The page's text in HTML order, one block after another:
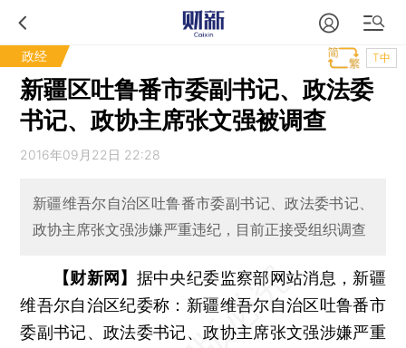
政经 T中
新疆区吐鲁番市委副书记、政法委
书记、政协主席张文强被调查
2016年09月22日 22:28
新疆维吾尔自治区吐鲁番市委副书记、政法委书记、
政协主席张文强涉嫌严重违纪，目前正接受组织调查
【财新网】 据中央纪委监察部网站消息，新疆
维吾尔自治区纪委称：新疆维吾尔自治区吐鲁番市
委副书记、政法委书记、政协主席张文强涉嫌严重